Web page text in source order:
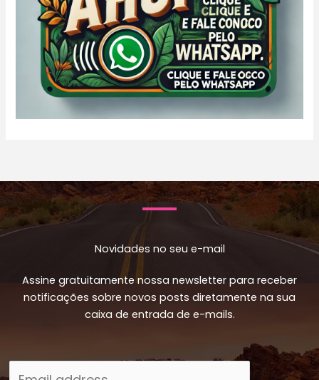
Novidades no seu e-mail
Assine gratuitamente nossa newsletter para receber
notificações sobre novos posts diretamente na sua
caixa de entrada de e-mails.